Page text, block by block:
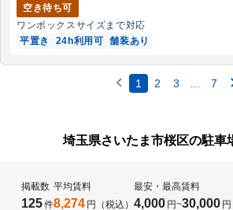
空き待ち可
ワンボックスサイズまで対応
平置き
24h利用可 舗装あり
1 2 3 7
埼玉県さいたま市桜区の駐車
掲載数
125件
平均賃料
8,274 円（税込）
最安・最高賃料
4,000 円~30,000 円